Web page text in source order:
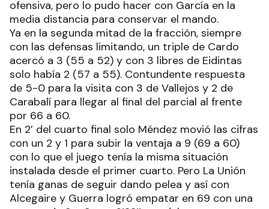
ofensiva, pero lo pudo hacer con García en la
media distancia para conservar el mando.
Ya en la segunda mitad de la fracción, siempre
con las defensas limitando, un triple de Cardo
acercó a 3 (55 a 52) y con 3 libres de Eidintas
solo había 2 (57 a 55). Contundente respuesta
de 5-0 para la visita con 3 de Vallejos y 2 de
Carabalí para llegar al final del parcial al frente
por 66 a 60.
En 2’ del cuarto final solo Méndez movió las cifras
con un 2 y 1 para subir la ventaja a 9 (69 a 60)
con lo que el juego tenía la misma situación
instalada desde el primer cuarto. Pero La Unión
tenía ganas de seguir dando pelea y así con
Alcegaire y Guerra logró empatar en 69 con una